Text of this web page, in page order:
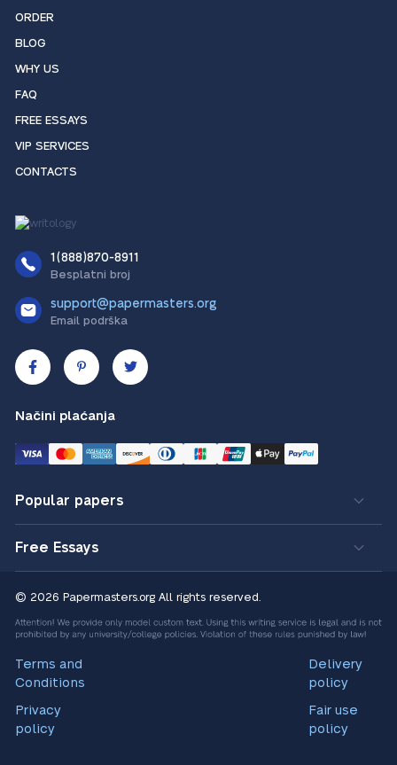
ORDER
BLOG
WHY US
FAQ
FREE ESSAYS
VIP SERVICES
CONTACTS
1(888)870-8911
Besplatni broj
support@papermasters.org
Email podrška
Načini plaćanja
Popular papers
Free Essays
© 2026 Papermasters.org All rights reserved.
Terms and
Conditions
Privacy
policy
Delivery
policy
Fair use
policy